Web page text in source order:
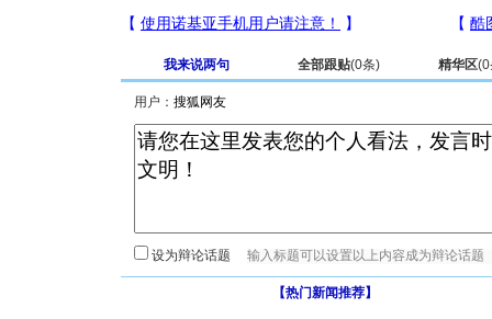
我来说两句 全部跟贴(0条) 精华区(0
用户：
设为辩论话题
【热门新闻推荐】